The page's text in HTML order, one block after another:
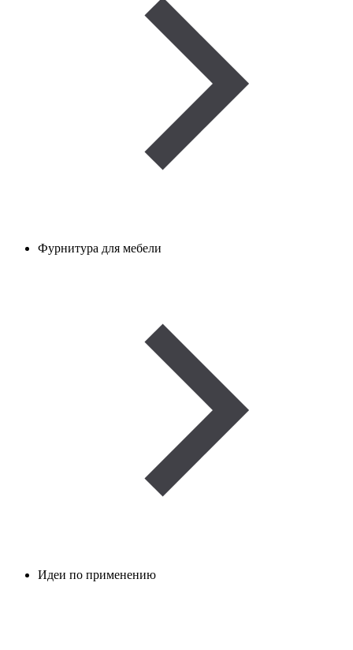
Фурнитура для мебели
Идеи по применению